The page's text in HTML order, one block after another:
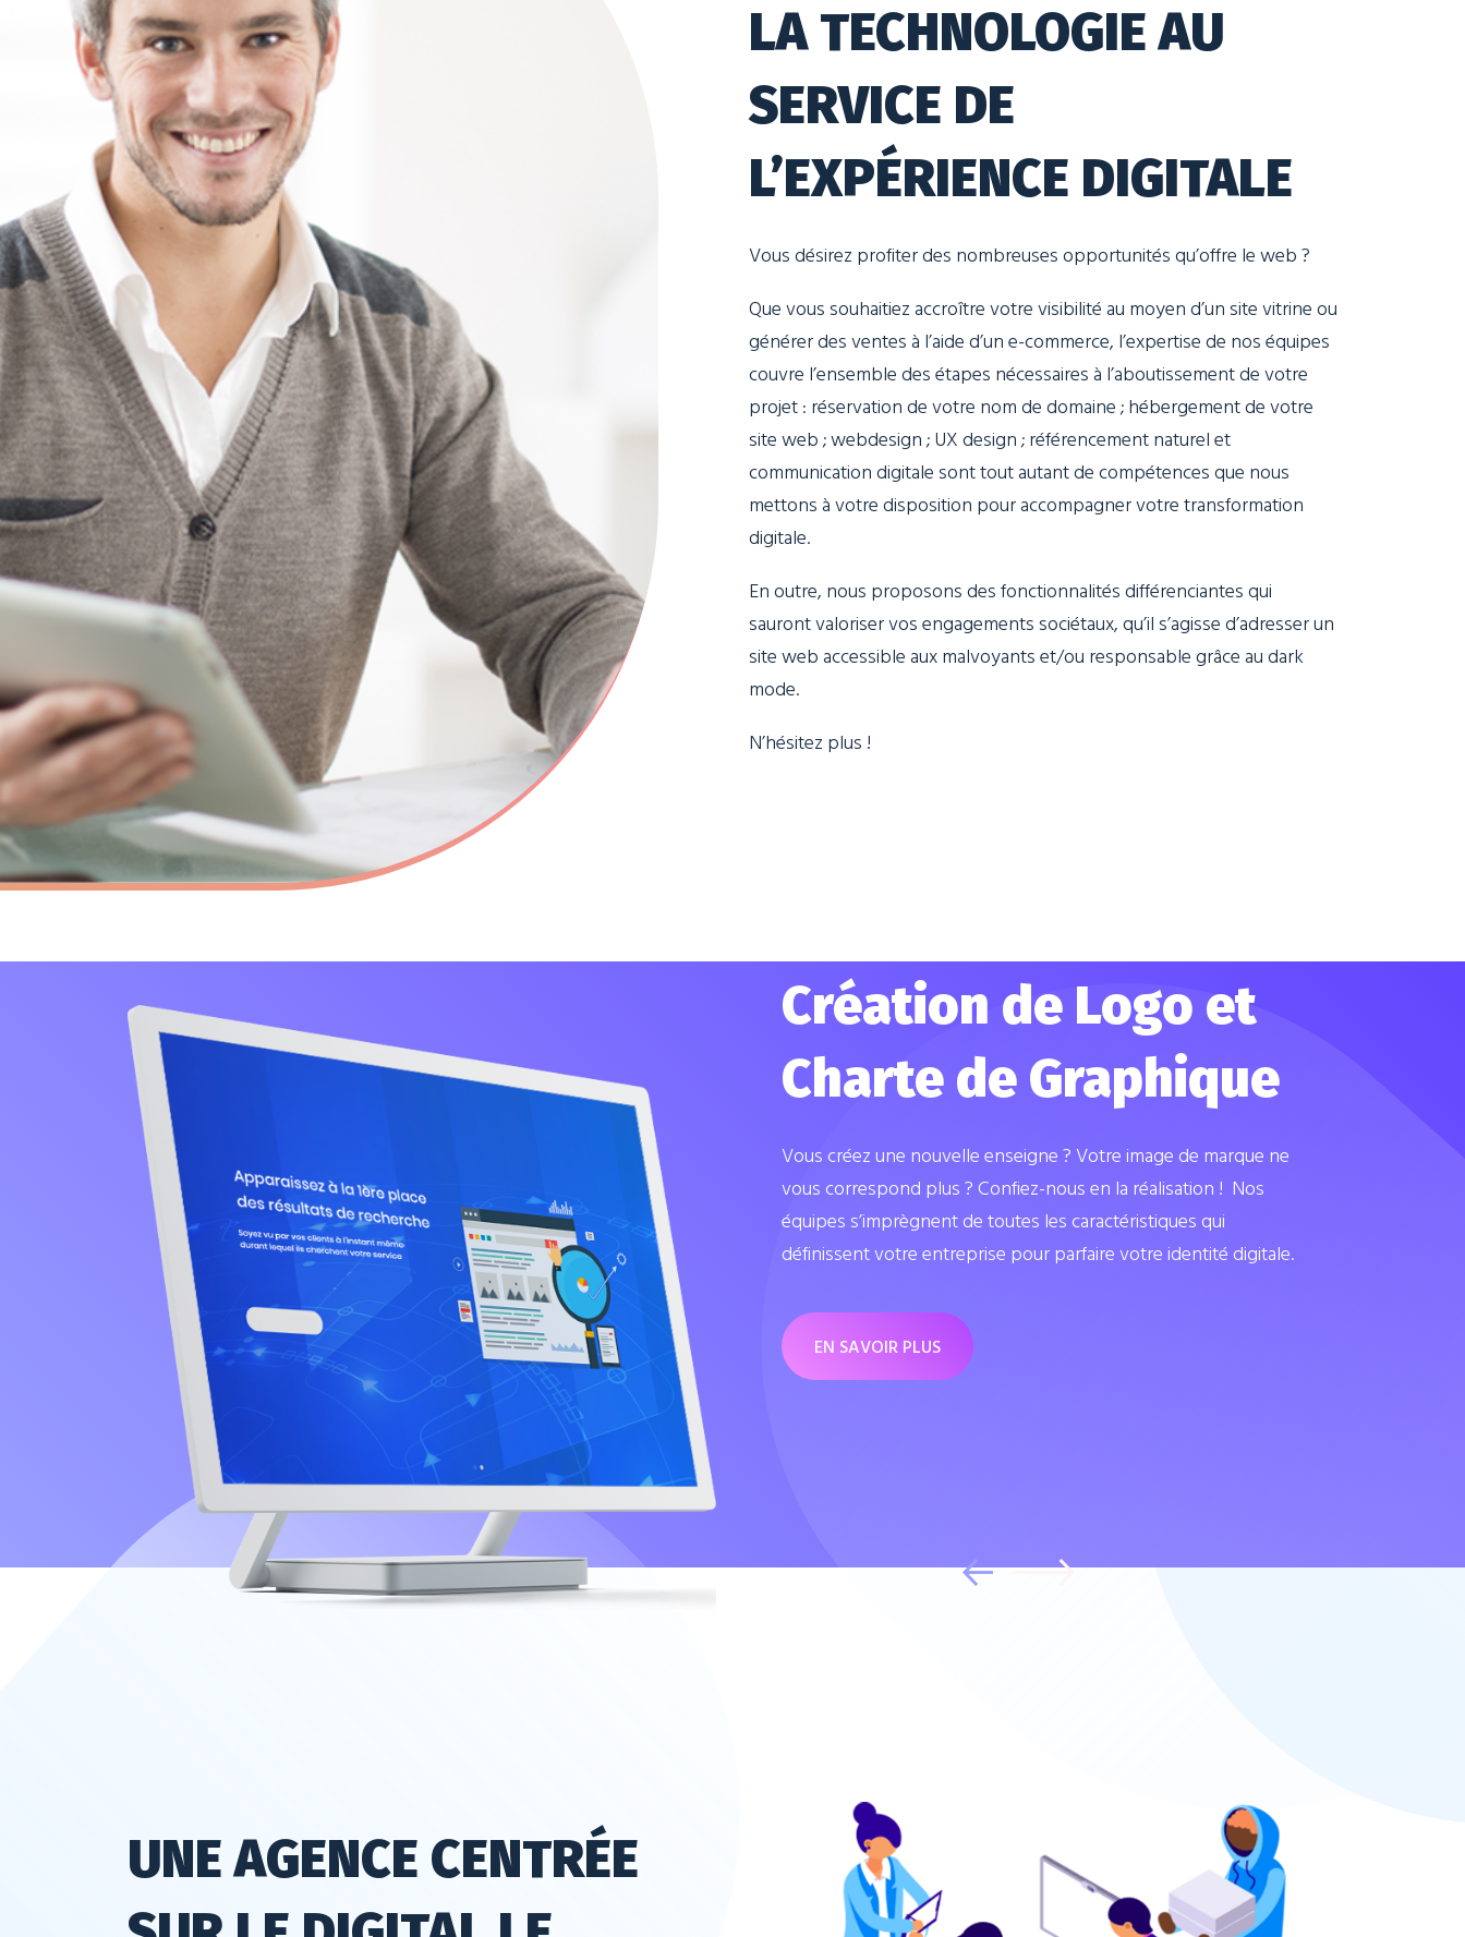
LA TECHNOLOGIE AU
SERVICE DE
L’EXPÉRIENCE DIGITALE
Vous désirez profiter des nombreuses opportunités qu’offre le web ?
Que vous souhaitiez accroître votre visibilité au moyen d’un site vitrine ou
générer des ventes à l’aide d’un e-commerce, l’expertise de nos équipes
couvre l’ensemble des étapes nécessaires à l’aboutissement de votre
projet : réservation de votre nom de domaine ; hébergement de votre
site web ; webdesign ; UX design ; référencement naturel et
communication digitale sont tout autant de compétences que nous
mettons à votre disposition pour accompagner votre transformation
digitale.
En outre, nous proposons des fonctionnalités différenciantes qui
sauront valoriser vos engagements sociétaux, qu’il s’agisse d’adresser un
site web accessible aux malvoyants et/ou responsable grâce au dark
mode.
N’hésitez plus !
Servez-vous de la
publicité en ligne
pour devenir
incontournable
Sur une même localité la compétition peut être rude. Pour vous
démarquer et attirer des nouveaux clients, une solution s’offre à
vous : la publicité en ligne sur Google, Facebook et toute autre
interface digitale.
EN SAVOIR PLUS
Création de Logo et
Charte de Graphique
Vous créez une nouvelle enseigne ? Votre image de marque ne
vous correspond plus ? Confiez-nous en la réalisation ! Nos
équipes s’imprègnent de toutes les caractéristiques qui
définissent votre entreprise pour parfaire votre identité digitale.
EN SAVOIR PLUS
Vous
UNE AGENCE CENTRÉE